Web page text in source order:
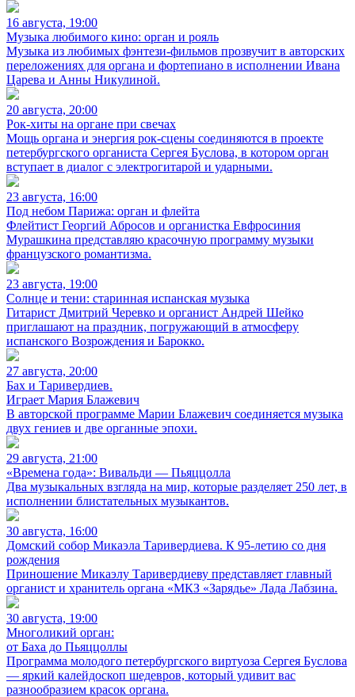
16 августа, 19:00
Музыка любимого кино: орган и рояль
Музыка из любимых фэнтези-фильмов прозвучит в авторских
переложениях для органа и фортепиано в исполнении Ивана
Царева и Анны Никулиной.
20 августа, 20:00
Рок-хиты на органе при свечах
Мощь органа и энергия рок-сцены соединяются в проекте
петербургского органиста Сергея Буслова, в котором орган
вступает в диалог с электрогитарой и ударными.
23 августа, 16:00
Под небом Парижа: орган и флейта
Флейтист Георгий Абросов и органистка Евфросиния
Мурашкина представляю красочную программу музыки
французского романтизма.
23 августа, 19:00
Солнце и тени: старинная испанская музыка
Гитарист Дмитрий Черевко и органист Андрей Шейко
приглашают на праздник, погружающий в атмосферу
испанского Возрождения и Барокко.
27 августа, 20:00
Бах и Таривердиев.
Играет Мария Блажевич
В авторской программе Марии Блажевич соединяется музыка
двух гениев и две органные эпохи.
29 августа, 21:00
«Времена года»: Вивальди — Пьяццолла
Два музыкальных взгляда на мир, которые разделяет 250 лет, в
исполнении блистательных музыкантов.
30 августа, 16:00
Домский собор Микаэла Таривердиева. К 95-летию со дня
рождения
Приношение Микаэлу Таривердиеву представляет главный
органист и хранитель органа «МКЗ «Зарядье» Лада Лабзина.
30 августа, 19:00
Многоликий орган:
от Баха до Пьяццоллы
Программа молодого петербургского виртуоза Сергея Буслова
— яркий калейдоскоп шедевров, который удивит вас
разнообразием красок органа.